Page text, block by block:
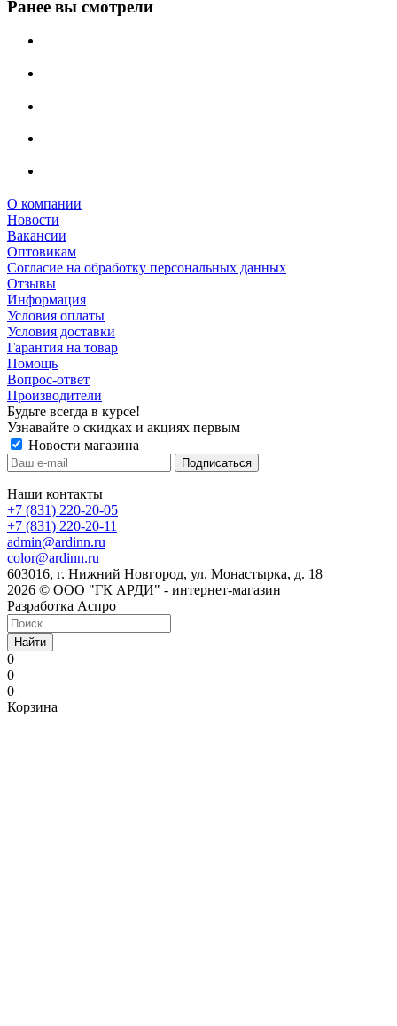
Ранее вы смотрели
О компании
Новости
Вакансии
Оптовикам
Cогласие на обработку персональных данных
Отзывы
Информация
Условия оплаты
Условия доставки
Гарантия на товар
Помощь
Вопрос-ответ
Производители
Будьте всегда в курсе!
Узнавайте о скидках и акциях первым
Новости магазина
Наши контакты
+7 (831) 220-20-05
+7 (831) 220-20-11
admin@ardinn.ru
color@ardinn.ru
603016, г. Нижний Новгород, ул. Монастырка, д. 18
2026 © ООО "ГК АРДИ" - интернет-магазин
Разработка Аспро
Найти
0
0
0
Корзина